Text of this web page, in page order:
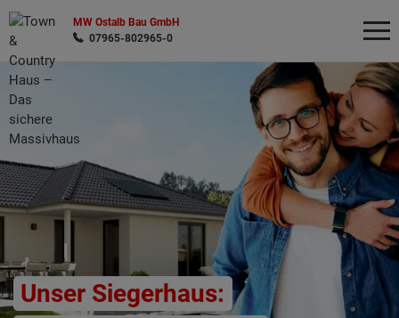
MW Ostalb Bau GmbH
07965-802965-0
Unser Siegerhaus:
Wonach möchten Sie suchen?